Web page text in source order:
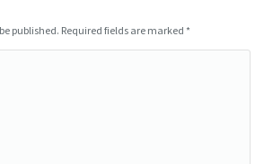
published. Required fields are marked *